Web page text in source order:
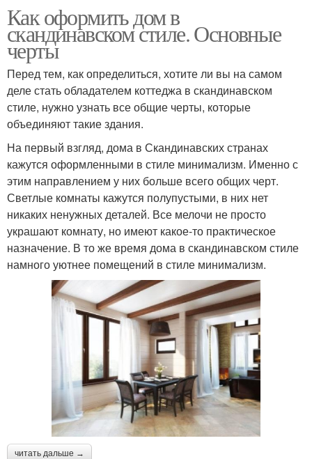
Как оформить дом в
скандинавском стиле. Основные
черты
Перед тем, как определиться, хотите ли вы на самом
деле стать обладателем коттеджа в скандинавском
стиле, нужно узнать все общие черты, которые
объединяют такие здания.
На первый взгляд, дома в Скандинавских странах
кажутся оформленными в стиле минимализм. Именно с
этим направлением у них больше всего общих черт.
Светлые комнаты кажутся полупустыми, в них нет
никаких ненужных деталей. Все мелочи не просто
украшают комнату, но имеют какое-то практическое
назначение. В то же время дома в скандинавском стиле
намного уютнее помещений в стиле минимализм.
читать дальше →